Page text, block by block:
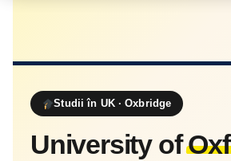
Studii în UK · Oxbridge
University of